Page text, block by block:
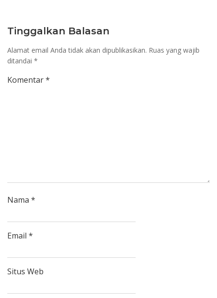
Tinggalkan Balasan
Alamat email Anda tidak akan dipublikasikan. Ruas yang wajib
ditandai *
Komentar*
Nama *
Email *
Situs Web